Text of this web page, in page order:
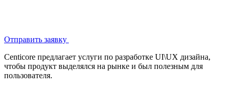
Отправить заявку
Centicore предлагает услуги по разработке UI\UX дизайна,
чтобы продукт выделялся на рынке и был полезным для
пользователя.